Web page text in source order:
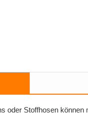
oder Stoffhosen